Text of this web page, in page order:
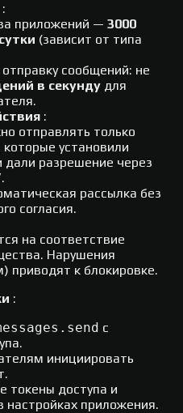
:
приложений — 3000
(зависит от типа
сообщений: не
в секунду для
:
отправлять только
установили
дали разрешение через
рассылка без
согласия.
на соответствие
Нарушения
приводят к блокировке.
:
с
инициировать
токены доступа и
настройках приложения.